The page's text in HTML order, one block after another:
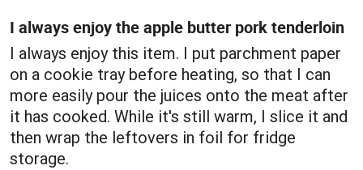
I always enjoy the apple butter pork tenderloin
I always enjoy this item. I put parchment paper
on a cookie tray before heating, so that I can
more easily pour the juices onto the meat after
it has cooked. While it's still warm, I slice it and
then wrap the leftovers in foil for fridge
storage.